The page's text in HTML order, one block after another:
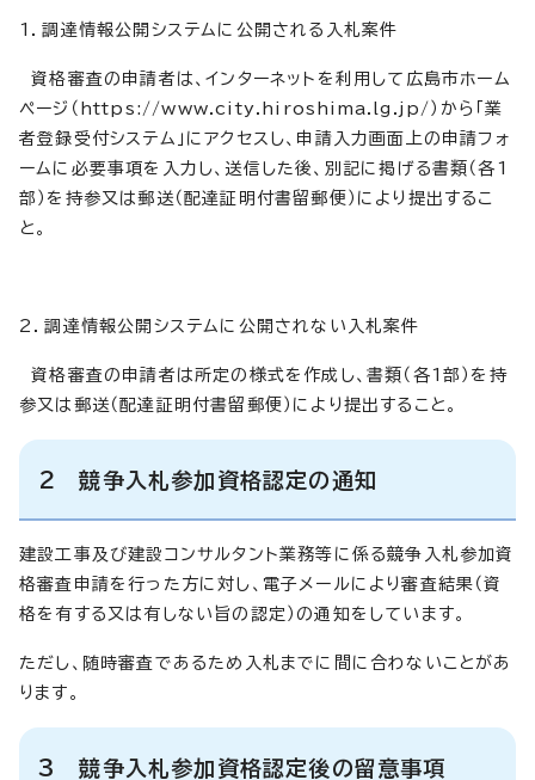
1．調達情報公開システムに公開される入札案件
資格審査の申請者は、インターネットを利用して広島市ホーム
ページ（https://www.city.hiroshima.lg.jp/）から「業
者登録受付システム」にアクセスし、申請入力画面上の申請フォ
ームに必要事項を入力し、送信した後、別記に掲げる書類（各1
部）を持参又は郵送（配達証明付書留郵便）により提出するこ
と。
2．調達情報公開システムに公開されない入札案件
資格審査の申請者は所定の様式を作成し、書類（各1部）を持
参又は郵送（配達証明付書留郵便）により提出すること。
2 競争入札参加資格認定の通知
建設工事及び建設コンサルタント業務等に係る競争入札参加資
格審査申請を行った方に対し、電子メールにより審査結果（資
格を有する又は有しない旨の認定）の通知をしています。
ただし、随時審査であるため入札までに間に合わないことがあ
ります。
3 競争入札参加資格認定後の留意事項